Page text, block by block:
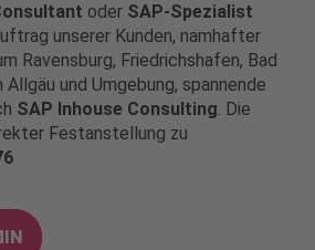
oder SAP-Spezialist
unserer Kunden, namhafter
Ravensburg, Friedrichshafen, Bad
Allgäu und Umgebung, spannende
SAP Inhouse Consulting. Die
Festanstellung zu